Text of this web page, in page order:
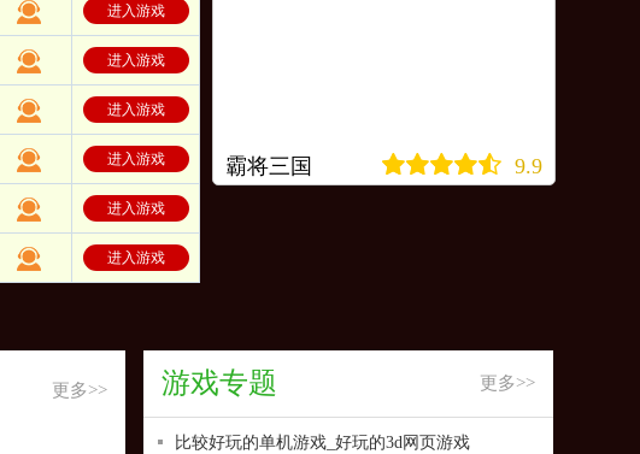
进入游戏
进入游戏
进入游戏
进入游戏
进入游戏
进入游戏
霸将三国 9.9
更多>> 游戏专题 更多>>
比较好玩的单机游戏_好玩的3d网页游戏